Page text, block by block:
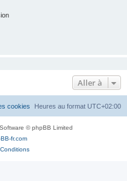
Aller à
Heures au format UTC+02:00
cookies
© phpBB Limited
fr.com
Conditions